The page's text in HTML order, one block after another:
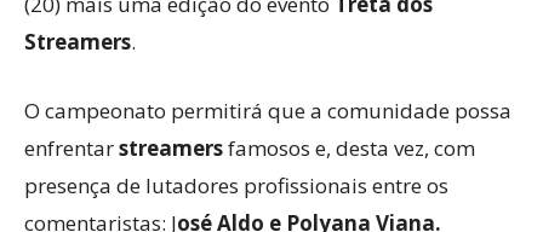
Streamers.
O campeonato permitirá que a comunidade possa
enfrentarstreamersfamosos e, desta vez, com
presença de lutadores profissionais entre os
comentaristas: José Aldo e Polyana Viana.